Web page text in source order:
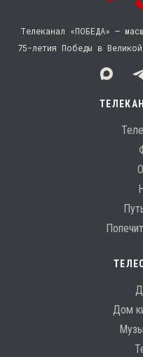
Телеканал «ПОБЕДА» —
75-летия Победы в
Дом